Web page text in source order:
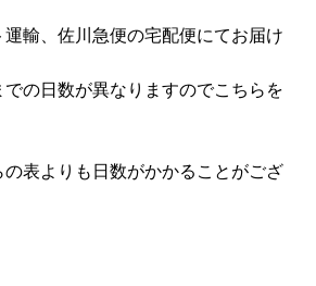
輸、佐川急便の宅配便にてお届け
の日数が異なりますのでこちらを
表よりも日数がかかることがござ